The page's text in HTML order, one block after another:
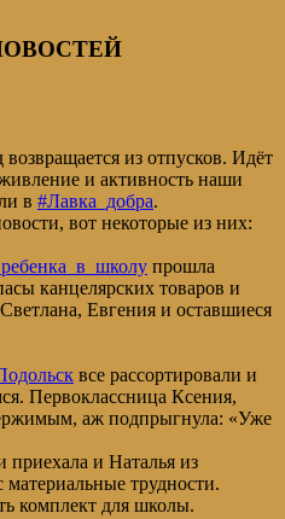
из отпусков. Идёт
и активность наши
в #Лавка_добра.
вот некоторые из них:
прошла
канцелярских товаров и
Евгения и оставшиеся
все рассортировали и
Первоклассница Ксения,
аж подпрыгнула: «Уже
и Наталья из
материальные трудности.
комплект для школы.